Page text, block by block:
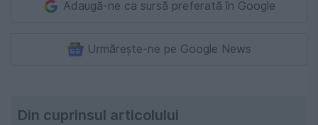
Adaugă-ne ca sursă preferată în Google
Urmărește-ne pe Google News
Din cuprinsul articolului